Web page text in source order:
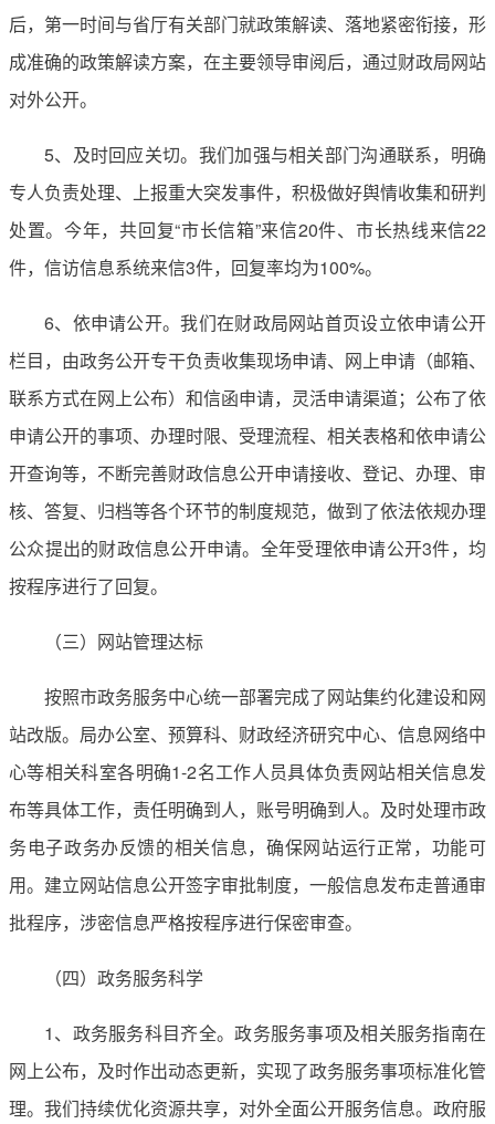
后，第一时间与省厅有关部门就政策解读、落地紧密衔接，形
成准确的政策解读方案，在主要领导审阅后，通过财政局网站
对外公开。
5、及时回应关切。我们加强与相关部门沟通联系，明确
专人负责处理、上报重大突发事件，积极做好舆情收集和研判
处置。今年，共回复“市长信箱”来信20件、市长热线来信22
件，信访信息系统来信3件，回复率均为100%。
6、依申请公开。我们在财政局网站首页设立依申请公开
栏目，由政务公开专干负责收集现场申请、网上申请（邮箱、
联系方式在网上公布）和信函申请，灵活申请渠道；公布了依
申请公开的事项、办理时限、受理流程、相关表格和依申请公
开查询等，不断完善财政信息公开申请接收、登记、办理、审
核、答复、归档等各个环节的制度规范，做到了依法依规办理
公众提出的财政信息公开申请。全年受理依申请公开3件，均
按程序进行了回复。
（三）网站管理达标
按照市政务服务中心统一部署完成了网站集约化建设和网
站改版。局办公室、预算科、财政经济研究中心、信息网络中
心等相关科室各明确1-2名工作人员具体负责网站相关信息发
布等具体工作，责任明确到人，账号明确到人。及时处理市政
务电子政务办反馈的相关信息，确保网站运行正常，功能可
用。建立网站信息公开签字审批制度，一般信息发布走普通审
批程序，涉密信息严格按程序进行保密审查。
（四）政务服务科学
1、政务服务科目齐全。政务服务事项及相关服务指南在
网上公布，及时作出动态更新，实现了政务服务事项标准化管
理。我们持续优化资源共享，对外全面公开服务信息。政府服